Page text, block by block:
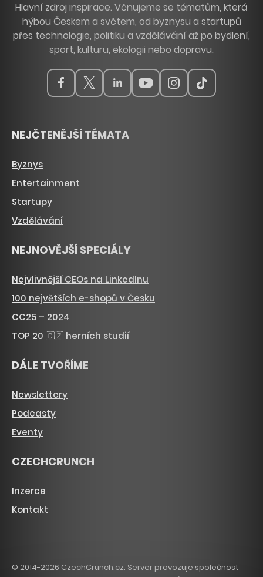
Hlavní zdroj inspirace. Věnujeme se tématům, která
hýbou Českem a světem, od byznysu a startupů
přes technologie, politiku a vzdělávání až po bydlení,
sport, kulturu, ekologii nebo dopravu.
NEJČTENĚJŠÍ TÉMATA
Byznys
Entertainment
Startupy
Vzdělávání
NEJNOVĚJŠÍ SPECIÁLY
Nejvlivnější CEOs na LinkedInu
100 největších e-shopů v Česku
CC25 – 2024
TOP 20 🇨🇿 herních studií
DÁLE TVOŘÍME
Newslettery
Podcasty
Eventy
CZECHCRUNCH
Inzerce
Kontakt
© 2014-2026 CzechCrunch.cz. Server provozuje společnost